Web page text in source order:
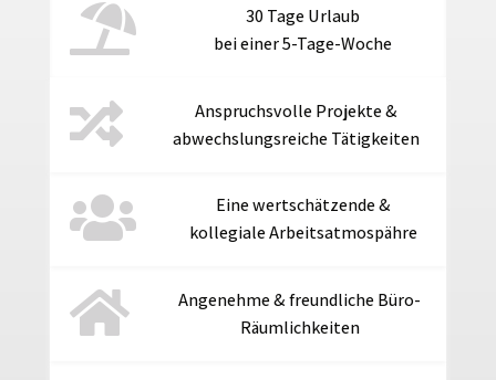

30 Tage Urlaub
bei einer 5-Tage-Woche

Anspruchsvolle Projekte &
abwechslungsreiche Tätigkeiten

Eine wertschätzende &
kollegiale Arbeitsatmospähre

Angenehme & freundliche Büro-
Räumlichkeiten